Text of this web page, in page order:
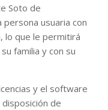
Soto de
usuaria con
lo que le permitirá
familia y con su
y el software
de